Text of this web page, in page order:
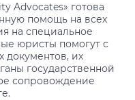
Advocates» готова
помощь на всех
на специальное
юристы помогут с
документов, их
государственной
сопровождение